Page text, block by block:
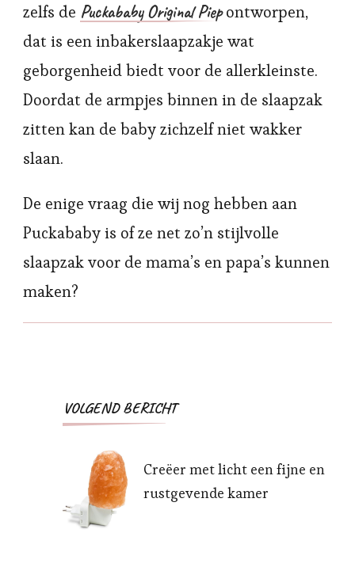
zelfs de Puckababy Original Piepontworpen,
dat is een inbakerslaapzakje wat
geborgenheid biedt voor de allerkleinste.
Doordat de armpjes binnen in de slaapzak
zitten kan de baby zichzelf niet wakker
slaan.
De enige vraag die wij nog hebben aan
Puckababy is of ze net zo’n stijlvolle
slaapzak voor de mama’s en papa’s kunnen
maken?
Bericht
VOLGEND BERICHT
Creëer met licht een fijne en
rustgevende kamer